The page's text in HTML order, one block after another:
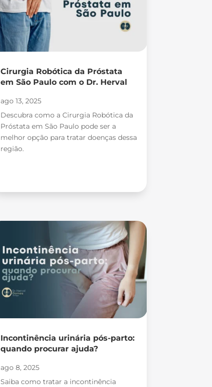
Cirurgia Robótica da Próstata
em São Paulo com o Dr. Herval
ago 13, 2025
Descubra como a Cirurgia Robótica da
Próstata em São Paulo pode ser a
melhor opção para tratar doenças dessa
região.
Incontinência urinária pós-parto:
quando procurar ajuda?
ago 8, 2025
Saiba como tratar a incontinência